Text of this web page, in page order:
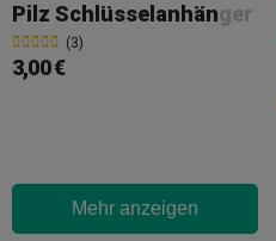
Pilz Schlüsselanhänger
(3)
3,00 €
Mehr anzeigen